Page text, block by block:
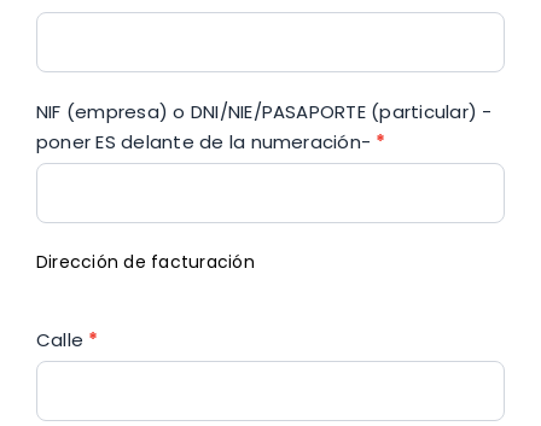
NIF (empresa) o DNI/NIE/PASAPORTE (particular) -
poner ES delante de la numeración- *
Dirección de facturación
Calle *